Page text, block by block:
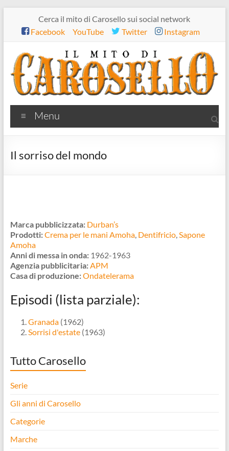
contenuto
Cerca il mito di Carosello sui social network
Facebook
YouTube Twitter Instagram
Il
mito
di
Menu
Il sorriso del mondo
Marca pubblicizzata: Durban’s
Prodotti:Crema per le mani Amoha, Dentifricio,Sapone
Amoha
Anni di messa in onda:1962-1963
Agenzia pubblicitaria:APM
Casa di produzione:Ondatelerama
Episodi (lista parziale):
Granada(1962)
Sorrisi d'estate(1963)
Tutto Carosello
Serie
Gli anni di Carosello
Categorie
Marche